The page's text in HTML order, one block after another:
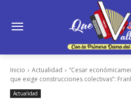
Inicio Actualidad
“Cesar
que exige construcciones colectivas”:
Actualidad